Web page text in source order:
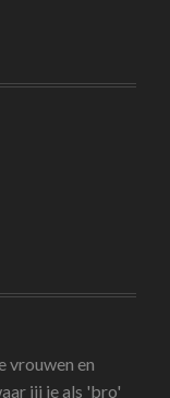
vrouwen en
jij je als 'bro'